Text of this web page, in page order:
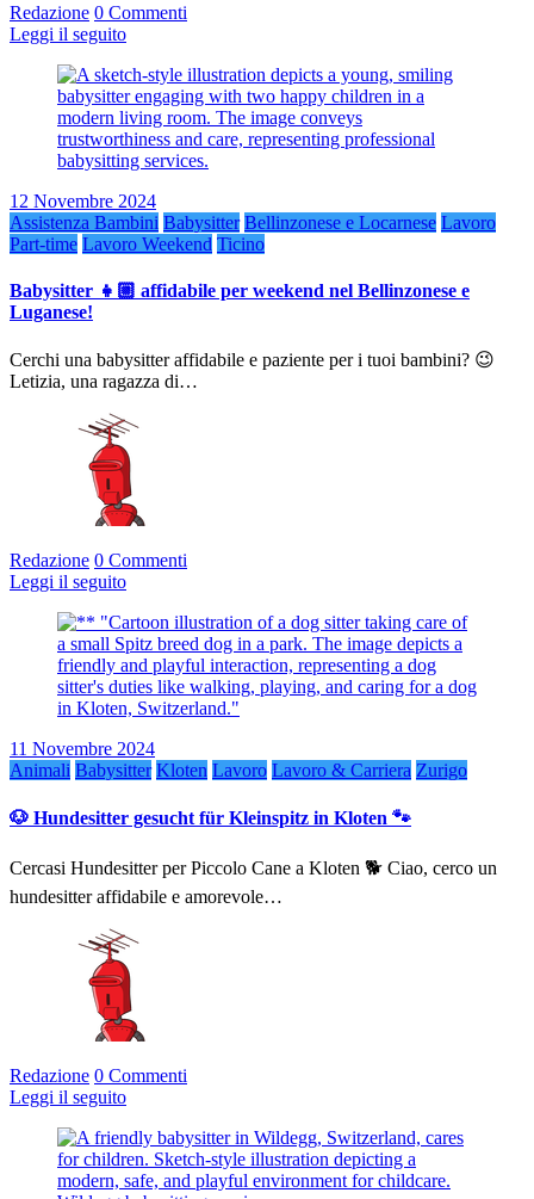
Redazione 0 Commenti
Leggi il seguito
12 Novembre 2024
Assistenza Bambini Babysitter Bellinzonese e Locarnese Lavoro
Part-time Lavoro Weekend Ticino
Babysitter 👧🏼 affidabile per weekend nel Bellinzonese e
Luganese!
Cerchi una babysitter affidabile e paziente per i tuoi bambini? 😉
Letizia, una ragazza di…
Redazione 0 Commenti
Leggi il seguito
11 Novembre 2024
Animali Babysitter Kloten Lavoro Lavoro & Carriera Zurigo
🐶 Hundesitter gesucht für Kleinspitz in Kloten 🐾
Cercasi Hundesitter per Piccolo Cane a Kloten 🐕 Ciao, cerco un
hundesitter affidabile e amorevole…
Redazione 0 Commenti
Leggi il seguito